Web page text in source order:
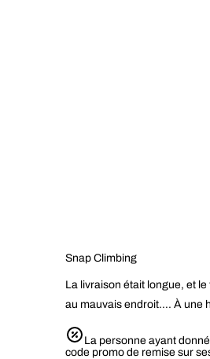
Snap Climbing
La livraison était longue, et le
au mauvais endroit…. À une
La personne ayant
code promo de remise sur